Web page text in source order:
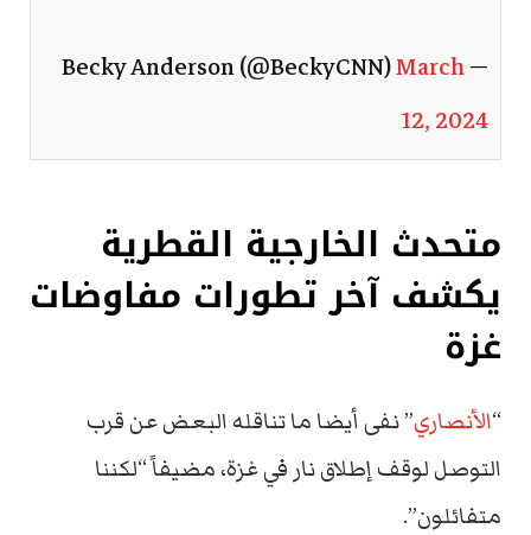
— Becky Anderson (@BeckyCNN)
March
12, 2024
متحدث الخارجية القطرية
يكشف آخر تطورات مفاوضات
غزة
“الأنصاري” نفى أيضا ما تناقله البعض عن قرب
التوصل لوقف إطلاق نار في غزة، مضيفاً “لكننا
متفائلون”.